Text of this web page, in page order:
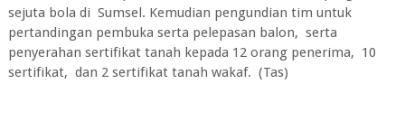
sejuta bola di Sumsel. Kemudian pengundian tim untuk
pertandingan pembuka serta pelepasan balon, serta
penyerahan sertifikat tanah kepada 12 orang penerima, 10
sertifikat, dan 2 sertifikat tanah wakaf. (Tas)